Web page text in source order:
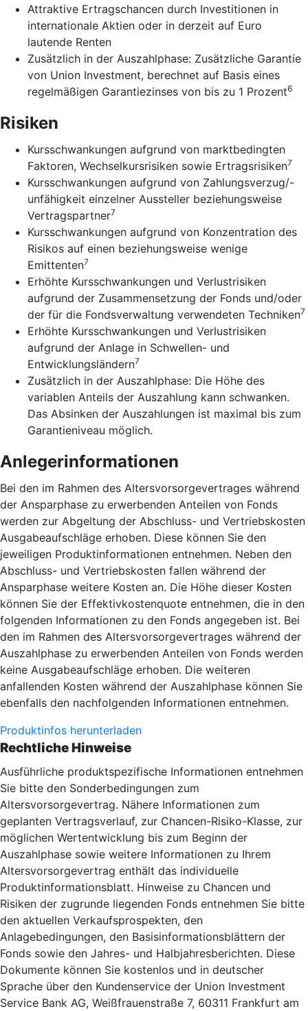
Attraktive Ertragschancen durch Investitionen in
internationale Aktien oder in derzeit auf Euro
lautende Renten
Zusätzlich in der Auszahlphase: Zusätzliche Garantie
von Union Investment, berechnet auf Basis eines
regelmäßigen Garantiezinses von bis zu 1 Prozent6
Risiken
Kursschwankungen aufgrund von marktbedingten
Faktoren, Wechselkursrisiken sowie Ertragsrisiken7
Kursschwankungen aufgrund von Zahlungsverzug/-
unfähigkeit einzelner Aussteller beziehungsweise
Vertragspartner7
Kursschwankungen aufgrund von Konzentration des
Risikos auf einen beziehungsweise wenige
Emittenten7
Erhöhte Kursschwankungen und Verlustrisiken
aufgrund der Zusammensetzung der Fonds und/oder
der für die Fondsverwaltung verwendeten Techniken7
Erhöhte Kursschwankungen und Verlustrisiken
aufgrund der Anlage in Schwellen- und
Entwicklungsländern7
Zusätzlich in der Auszahlphase: Die Höhe des
variablen Anteils der Auszahlung kann schwanken.
Das Absinken der Auszahlungen ist maximal bis zum
Garantieniveau möglich.
Anlegerinformationen
Bei den im Rahmen des Altersvorsorgevertrages während
der Ansparphase zu erwerbenden Anteilen von Fonds
werden zur Abgeltung der Abschluss- und Vertriebskosten
Ausgabeaufschläge erhoben. Diese können Sie den
jeweiligen Produktinformationen entnehmen. Neben den
Abschluss- und Vertriebskosten fallen während der
Ansparphase weitere Kosten an. Die Höhe dieser Kosten
können Sie der Effektivkostenquote entnehmen, die in den
folgenden Informationen zu den Fonds angegeben ist. Bei
den im Rahmen des Altersvorsorgevertrages während der
Auszahlphase zu erwerbenden Anteilen von Fonds werden
keine Ausgabeaufschläge erhoben. Die weiteren
anfallenden Kosten während der Auszahlphase können Sie
ebenfalls den nachfolgenden Informationen entnehmen.
Produktinfos herunterladen
Rechtliche Hinweise
Ausführliche produktspezifische Informationen entnehmen
Sie bitte den Sonderbedingungen zum
Altersvorsorgevertrag. Nähere Informationen zum
geplanten Vertragsverlauf, zur Chancen-Risiko-Klasse, zur
möglichen Wertentwicklung bis zum Beginn der
Auszahlphase sowie weitere Informationen zu Ihrem
Altersvorsorgevertrag enthält das individuelle
Produktinformationsblatt. Hinweise zu Chancen und
Risiken der zugrunde liegenden Fonds entnehmen Sie bitte
den aktuellen Verkaufsprospekten, den
Anlagebedingungen, den Basisinformationsblättern der
Fonds sowie den Jahres- und Halbjahresberichten. Diese
Dokumente können Sie kostenlos und in deutscher
Sprache über den Kundenservice der Union Investment
Service Bank AG, Weißfrauenstraße 7, 60311 Frankfurt am